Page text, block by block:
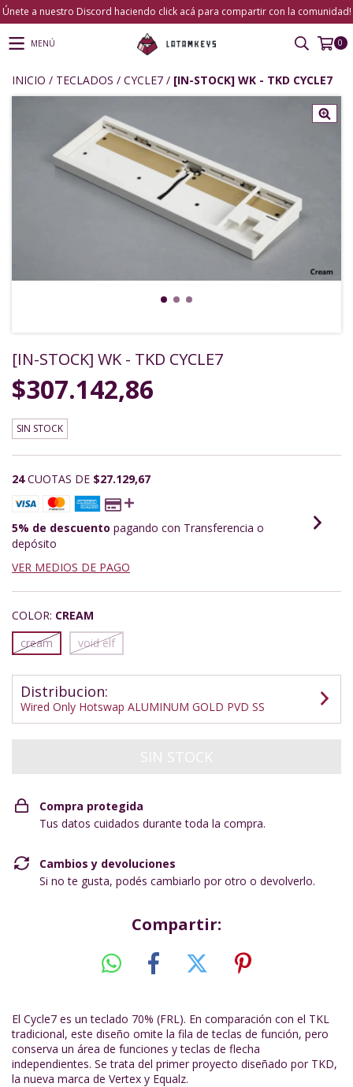
Únete a nuestro Discord haciendo click acá para compartir con la comunidad!
MENÚ 0
INICIO / TECLADOS / CYCLE7 / [IN-STOCK] WK - TKD CYCLE7
[IN-STOCK] WK - TKD CYCLE7
$307.142,86
SIN STOCK
24 CUOTAS DE $27.129,67
5% de descuento pagando con Transferencia o
depósito
VER MEDIOS DE PAGO
COLOR: CREAM
cream
void elf
Distribucion:
Wired Only Hotswap ALUMINUM GOLD PVD SS
Compra protegida
Tus datos cuidados durante toda la compra.
Cambios y devoluciones
Si no te gusta, podés cambiarlo por otro o devolverlo.
Compartir:
El Cycle7 es un teclado 70% (FRL). En comparación con el TKL
tradicional, este diseño omite la fila de teclas de función, pero
conserva un área de funciones y teclas de flecha
independientes. Se trata del primer proyecto diseñado por TKD,
la nueva marca de Vertex y Equalz.